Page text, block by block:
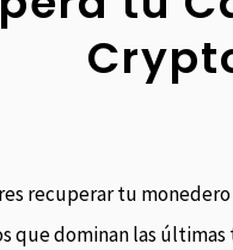
recuperar tu
que dominan las últimas